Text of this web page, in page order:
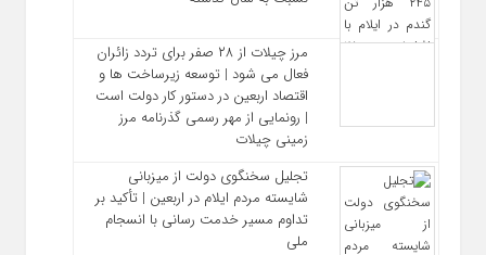
مرز چیلات از ۲۸ صفر برای تردد زائران
فعال می‌ شود | توسعه زیرساخت‌ ها و
اقتصاد اربعین در دستور کار دولت است
| رونمایی از مهر رسمی گذرنامه مرز
زمینی چیلات
تجلیل سخنگوی دولت از میزبانی
شایسته مردم ایلام در اربعین | تأکید بر
تداوم مسیر خدمت‌ رسانی با انسجام
ملی